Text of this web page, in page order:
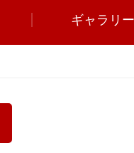
ギャラリー